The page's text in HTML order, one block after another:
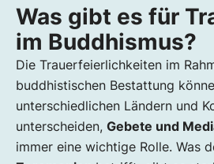
Was gibt es für
im Buddhismus?
Die Trauerfeierlichkeiten im
buddhistischen Bestattung
unterschiedlichen Ländern und
unterscheiden, Gebete und
immer eine wichtige Rolle. Was